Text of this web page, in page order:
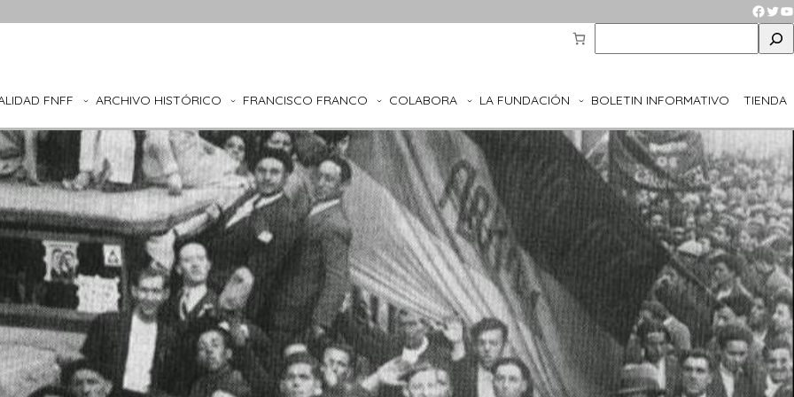
e
r
h
FNFF ARCHIVO HISTÓRICO FRANCISCO FRANCO COLABORA LA FUNDACIÓN BOLETIN INFORMATIVO TIENDA